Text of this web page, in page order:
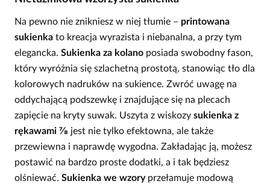
Na pewno nie znikniesz w niej tłumie – printowana
sukienka to kreacja wyrazista i niebanalna, a przy tym
elegancka. Sukienka za kolano posiada swobodny fason,
który wyróżnia się szlachetną prostotą, stanowiąc tło dla
kolorowych nadruków na sukience. Zwróć uwagę na
oddychającą podszewkę i znajdujące się na plecach
zapięcie na kryty suwak. Uszyta z wiskozy sukienka z
rękawami ⅞ jest nie tylko efektowna, ale także
przewiewna i naprawdę wygodna. Zakładając ją, możesz
postawić na bardzo proste dodatki, a i tak będziesz
olśniewać. Sukienka we wzoryprzełamuje modową